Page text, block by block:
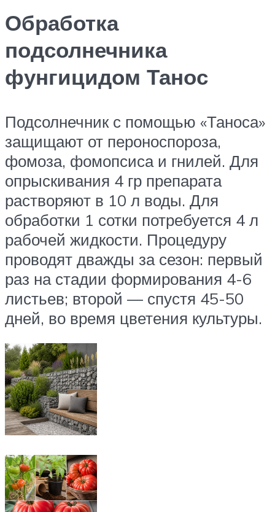
Обработка
подсолнечника
фунгицидом Танос
Подсолнечник с помощью «Таноса»
защищают от пероноспороза,
фомоза, фомопсиса и гнилей. Для
опрыскивания 4 гр препарата
растворяют в 10 л воды. Для
обработки 1 сотки потребуется 4 л
рабочей жидкости. Процедуру
проводят дважды за сезон: первый
раз на стадии формирования 4-6
листьев; второй — спустя 45-50
дней, во время цветения культуры.